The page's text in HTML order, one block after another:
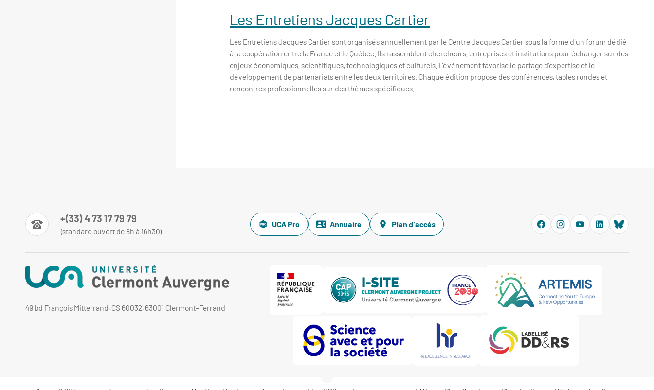
Les Entretiens Jacques Cartier
Les Entretiens Jacques Cartier sont organisés annuellement par le Centre Jacques Cartier sous la forme d'un forum dédié
à la coopération entre la France et le Québec. Ils rassemblent chercheurs, entreprises et institutions pour échanger sur des
enjeux économiques, scientifiques, technologiques et culturels. L’événement favorise le partage d’expertise et le
développement de partenariats entre les deux territoires. Chaque édition propose des conférences, tables rondes et
rencontres professionnelles sur des thèmes spécifiques.
+(33) 4 73 17 79 79
(standard ouvert de 8h à 16h30)
UCA Pro Annuaire Plan d'accès
49 bd François Mitterrand, CS 60032, 63001 Clermont-Ferrand